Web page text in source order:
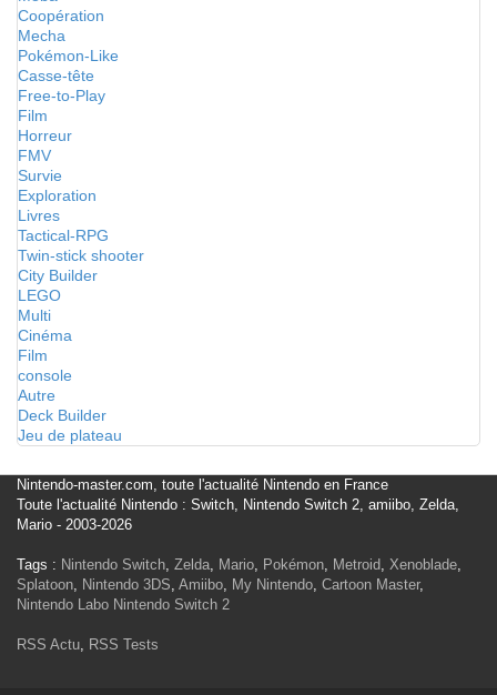
Coopération
Mecha
Pokémon-Like
Casse-tête
Free-to-Play
Film
Horreur
FMV
Survie
Exploration
Livres
Tactical-RPG
Twin-stick shooter
City Builder
LEGO
Multi
Cinéma
Film
console
Autre
Deck Builder
Jeu de plateau
Nintendo-master.com, toute l'actualité Nintendo en France
Toute l'actualité Nintendo : Switch, Nintendo Switch 2, amiibo, Zelda,
Mario - 2003-2026
Tags : Nintendo Switch, Zelda, Mario, Pokémon, Metroid, Xenoblade,
Splatoon, Nintendo 3DS, Amiibo, My Nintendo, Cartoon Master,
Nintendo Labo Nintendo Switch 2
RSS Actu, RSS Tests